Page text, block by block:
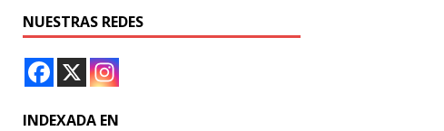
NUESTRAS REDES
INDEXADA EN